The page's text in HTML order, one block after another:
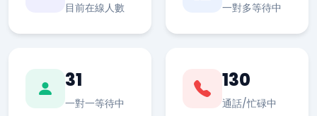
目前在線人數 一對多等待中
31
一對一等待中
130
通話/忙碌中